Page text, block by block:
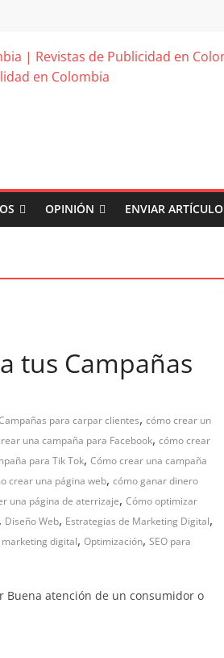
OPINIÓN ENVIAR ARTÍCULO
tus Campañas
para carpar clientes, cómo crear un
una campaña para Facebook, cómo crear
para Tik Tok, Cómo crear una campaña
crear una página web, cómo ganar dinero
una página de aterrizaje, Cómo optimizar
, Diseño Web, Estrategias de Marketing Digital,
marketing digital, Optimización, SEO para
Buena atención de un consumidor o